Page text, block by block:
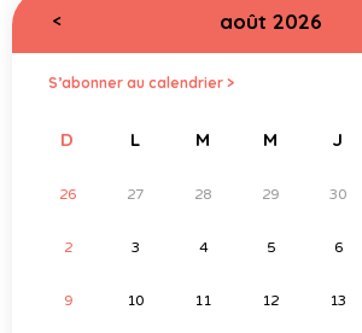
< août 2026
S’abonner au calendrier >
D L M M J
26 27 28 29 30
2 3 4 5 6
9 10 11 12 13